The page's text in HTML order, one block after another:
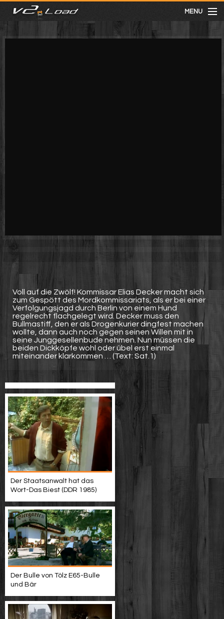
MENU
meist gesehen
Voll auf die Zwölf! Kommissar Elias Decker macht sich
zum Gespött des Mordkommissariats, als er bei einer
Verfolgungsjagd durch Berlin von einem Hund
regelrecht flachgelegt wird. Decker muss den
Bullmastiff, den er als Drogenkurier dingfest machen
wollte, dann auch noch gegen seinen Willen mit in
seine Junggesellenbude nehmen. Nun müssen die
beiden Dickköpfe wohl oder übel erst einmal
miteinander klarkommen … (Text: Sat.1)
Der Staatsanwalt hat das
Wort-Das Biest (DDR 1985)
Der Bulle von Tölz E65-Bulle
und Bär